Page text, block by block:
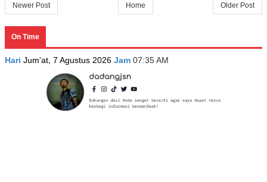
Newer Post Older Post
Home
On Time
Hari Jum'at, 7 Agustus 2026 Jam 07:35 AM